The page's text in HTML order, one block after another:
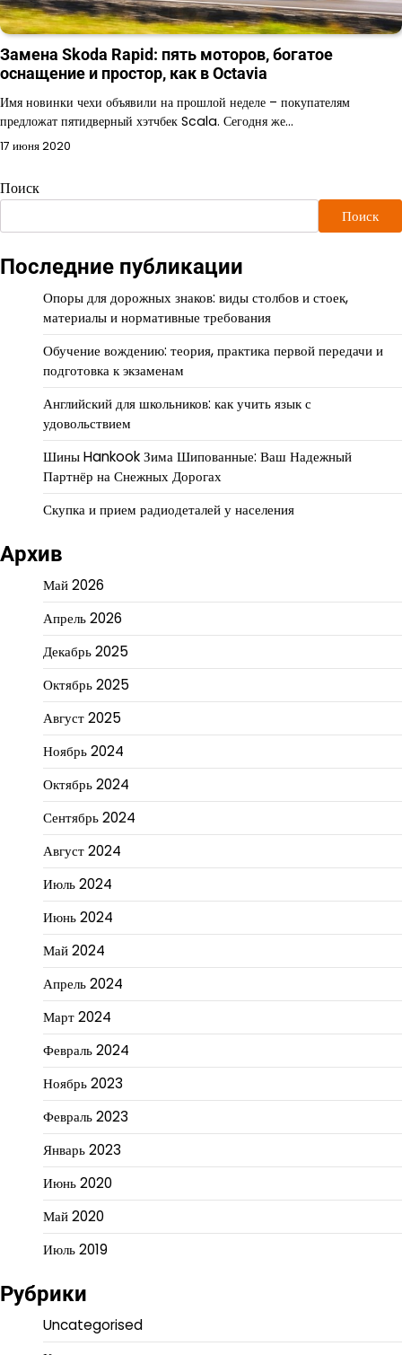
Замена Skoda Rapid: пять моторов, богатое
оснащение и простор, как в Octavia
Имя новинки чехи объявили на прошлой неделе – покупателям
предложат пятидверный хэтчбек Scala. Сегодня же…
17 июня 2020
Поиск
Поиск
Последние публикации
Опоры для дорожных знаков: виды столбов и стоек,
материалы и нормативные требования
Обучение вождению: теория, практика первой передачи и
подготовка к экзаменам
Английский для школьников: как учить язык с
удовольствием
Шины Hankook Зима Шипованные: Ваш Надежный
Партнёр на Снежных Дорогах
Скупка и прием радиодеталей у населения
Архив
Май 2026
Апрель 2026
Декабрь 2025
Октябрь 2025
Август 2025
Ноябрь 2024
Октябрь 2024
Сентябрь 2024
Август 2024
Июль 2024
Июнь 2024
Май 2024
Апрель 2024
Март 2024
Февраль 2024
Ноябрь 2023
Февраль 2023
Январь 2023
Июнь 2020
Май 2020
Июль 2019
Рубрики
Uncategorised